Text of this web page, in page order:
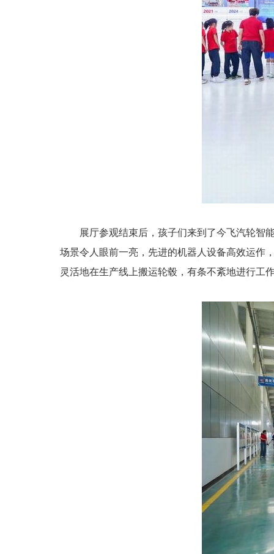
展厅参观结束后，孩子们来到了今飞汽轮智
场景令人眼前一亮，先进的机器人设备高效运作
灵活地在生产线上搬运轮毂，有条不紊地进行工